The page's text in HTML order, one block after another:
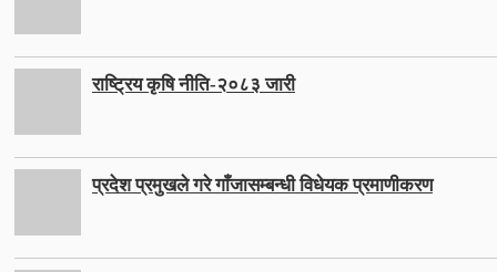
राष्ट्रिय कृषि नीति-२०८३ जारी
प्रदेश प्रमुखले गरे गाँजासम्बन्धी विधेयक प्रमाणीकरण